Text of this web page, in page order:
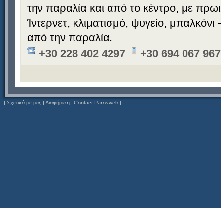
την παραλία και από το κέντρο, με
Ίντερνετ, κλιματισμό, ψυγείο,
από την παραλία.
+30 228 402 4297
+30 694 067
| Σχετικά με μας | Διαφήμιση | Contact Parosweb |